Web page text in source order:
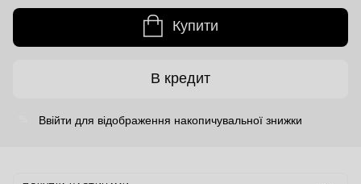
Купити
В кредит
Ввійти для відображення накопичувальної знижки